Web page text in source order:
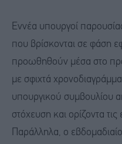
Εννέα υπουργοί
που βρίσκονται σε φάση
προωθηθούν μέσα στο
με σφιχτά
υπουργικού συμβουλίου
στόχευση και ορίζοντα
Παράλληλα, ο